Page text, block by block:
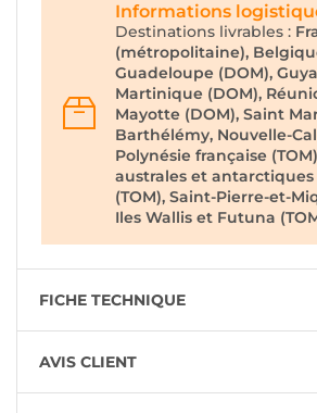
Informations
Destinations livrables :
(métropolitaine),
Guadeloupe (DOM),
Martinique (DOM),
Mayotte (DOM), Saint
Barthélémy, Nouvelle-
Polynésie française
australes et antarctiques
(TOM), Saint-Pierre-et-
Iles Wallis et Futuna
FICHE TECHNIQUE
AVIS CLIENT